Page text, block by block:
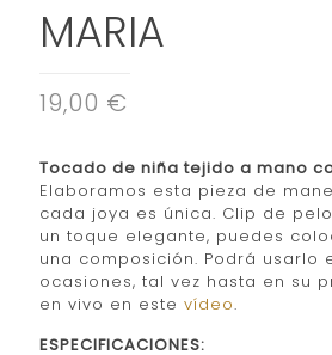
MARIA
19,00 €
Tocado de niña tejido a mano
Elaboramos esta pieza de
cada joya es única. Clip de
un toque elegante, puedes
una composición. Podrá usarlo
ocasiones, tal vez hasta en su
en vivo en este vídeo.
ESPECIFICACIONES: